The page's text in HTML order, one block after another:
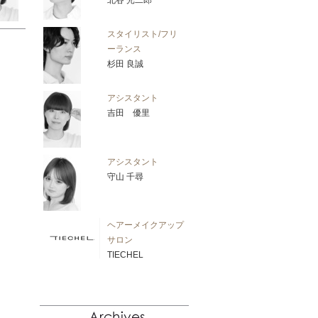
スタイリスト/フリ
ーランス
杉田 良誠
アシスタント
吉田 優里
アシスタント
守山 千尋
ヘアーメイクアップ
サロン
TIECHEL